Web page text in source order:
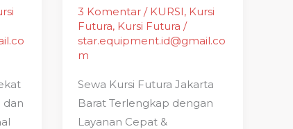
dan
3 Komentar / KURSI, Kursi
Futura, Kursi Futura /
star.equipment.id@gmail.co
m
Sewa Kursi Futura Jakarta
Barat Terlengkap dengan
Layanan Cepat &